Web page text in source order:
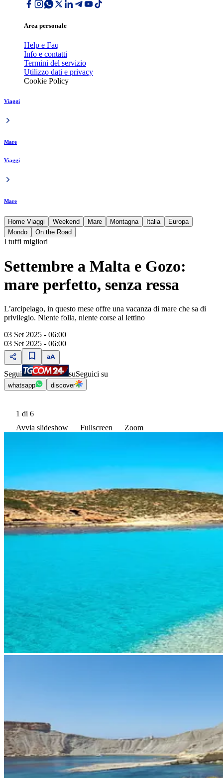
Area personale
Help e Faq
Info e contatti
Termini del servizio
Utilizzo dati e privacy
Cookie Policy
Viaggi
Mare
Viaggi
Mare
Home Viaggi Weekend Mare Montagna Italia
Europa
Mondo
On the Road
I tuffi migliori
Settembre a Malta e Gozo:
mare perfetto, senza ressa
L’arcipelago, in questo mese offre una vacanza di mare che sa di
privilegio. Niente folla, niente corse al lettino
03 Set 2025 - 06:00
03 Set 2025 - 06:00
Segui suSeguici su
whatsapp discover
1 di 6
Avvia slideshow
Fullscreen Zoom